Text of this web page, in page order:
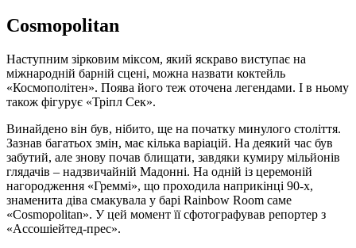
Cosmopolitan
Наступним зірковим міксом, який яскраво виступає на
міжнародній барній сцені, можна назвати коктейль
«Космополітен». Поява його теж оточена легендами. І в ньому
також фігурує «Тріпл Сек».
Винайдено він був, нібито, ще на початку минулого століття.
Зазнав багатьох змін, має кілька варіацій. На деякий час був
забутий, але знову почав блищати, завдяки кумиру мільйонів
глядачів – надзвичайній Мадонні. На одній із церемоній
нагородження «Греммі», що проходила наприкінці 90-х,
знаменита діва смакувала у барі Rainbow Room саме
«Cosmopolitan». У цей момент її сфотографував репортер з
«Ассошіейтед-прес».